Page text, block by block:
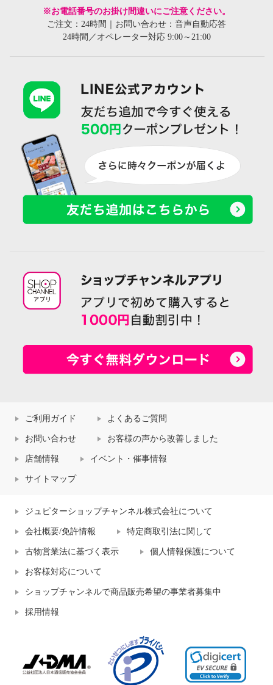
※お電話番号のお掛け間違いにご注意ください。
ご注文：24時間｜お問い合わせ：音声自動応答
24時間／オペレーター対応 9:00～21:00
ご利用ガイド よくあるご質問
お問い合わせ お客様の声から改善しました
店舗情報 イベント・催事情報
サイトマップ
ジュピターショップチャンネル株式会社について
会社概要/免許情報 特定商取引法に関して
古物営業法に基づく表示 個人情報保護について
お客様対応について
ショップチャンネルで商品販売希望の事業者募集中
採用情報